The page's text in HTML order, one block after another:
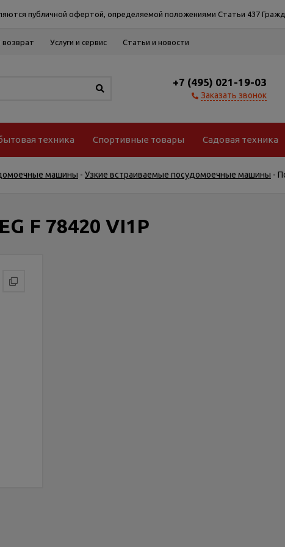
публичной офертой, определяемой положениями Статьи 437
возврат Услуги и сервис Статьи и новости
+7 (495) 021-19-03
Заказать звонок
техника Спортивные товары Садовая техника
машины - Узкие встраиваемые посудомоечные машины -
F 78420 VI1P